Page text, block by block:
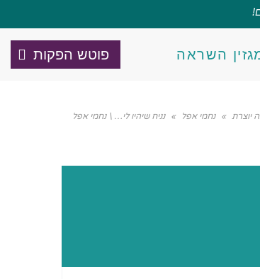
השראה פוטש הפקות
יוצרת » נחמי אפל » נניח שיהיו לי… \ נחמי אפל